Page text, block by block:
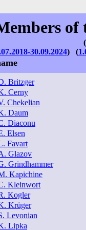
of
30.09.2024) (
Britzger
Cerny
Chekelian
Daum
Diaconu
Elsen
Favart
Glazov
Grindhammer
Kapichine
Kleinwort
Kogler
Krüger
Levonian
Lipka